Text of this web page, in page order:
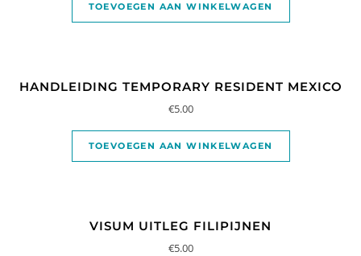
TOEVOEGEN AAN WINKELWAGEN
HANDLEIDING TEMPORARY RESIDENT MEXICO
€5.00
TOEVOEGEN AAN WINKELWAGEN
VISUM UITLEG FILIPIJNEN
€5.00